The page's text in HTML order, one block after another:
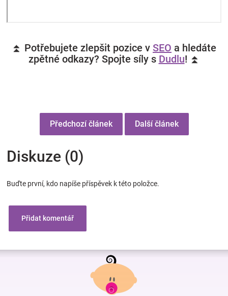
⏫ Potřebujete zlepšit pozice v SEO a hledáte
zpětné odkazy? Spojte síly s Dudlu! ⏫
Předchozí článek Další článek
Diskuze (0)
Buďte první, kdo napíše příspěvek k této položce.
Přidat komentář
Z